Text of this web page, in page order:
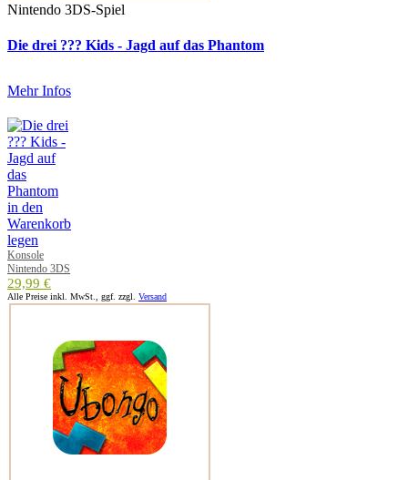
Nintendo 3DS-Spiel
Die drei ??? Kids - Jagd auf das Phantom
Mehr Infos
Konsole
Nintendo 3DS
29,99 €
Alle Preise inkl. MwSt., ggf. zzgl. Versand